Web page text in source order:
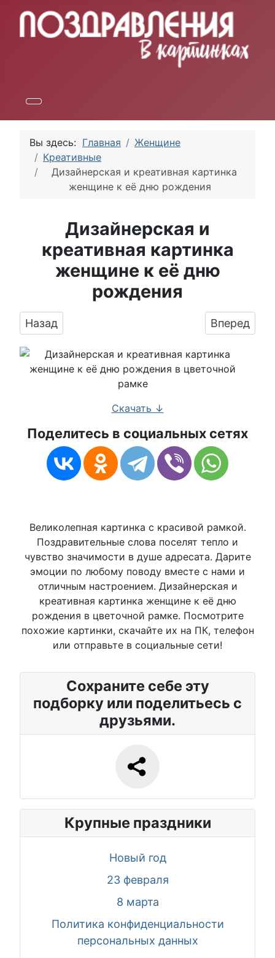
Вы здесь: Главная
Женщине
Креативные
Дизайнерская и креативная картинка
женщине к её дню рождения
Дизайнерская и
креативная картинка
женщине к её дню
рождения
Предыдущий: Креативная картинка в
Назад Вперед
Скачать ↓
Поделитесь в социальных сетях
Великолепная картинка с красивой рамкой.
Поздравительные слова поселят тепло и
чувство значимости в душе адресата. Дарите
эмоции по любому поводу вместе с нами и
отличным настроением. Дизайнерская и
креативная картинка женщине к её дню
рождения в цветочной рамке. Посмотрите
похожие картинки, скачайте их на ПК, телефон
или отправьте в социальные сети!
Сохраните себе эту
подборку или поделитьесь с
друзьями.
Крупные праздники
Новый год
23 февраля
8 марта
Политика конфиденциальности
персональных данных